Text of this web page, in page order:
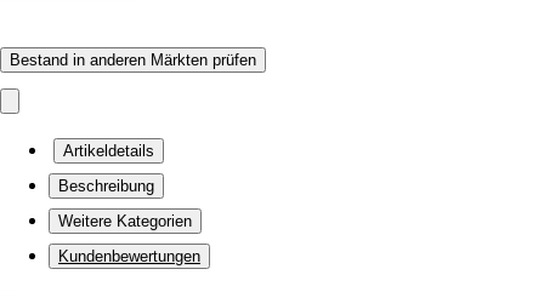
Bestand in anderen Märkten prüfen
Artikeldetails
Beschreibung
Weitere Kategorien
Kundenbewertungen